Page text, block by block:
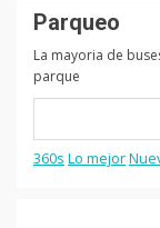
Parqueo
La mayoria de
parque
360s Lo mejor